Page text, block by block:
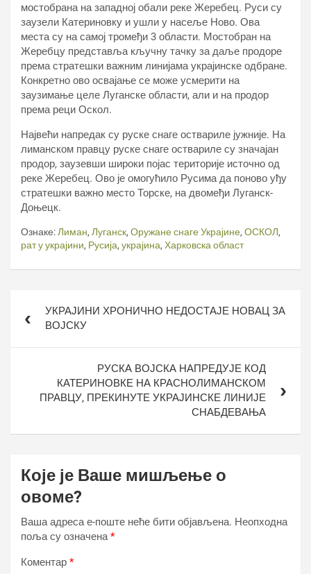
мостобрана на западној обали реке Жеребец. Руси су
заузели Катериновку и ушли у насеље Ново. Ова
места су на самој тромеђи 3 области. Мостобран на
Жеребцу представља кључну тачку за даље продоре
према стратешки важним линијама украјинске одбране.
Конкретно ово освајање се може усмерити на
заузимање целе Луганске области, али и на продор
према реци Оскол.
Највећи напредак су руске снаге оствариле јужније. На
лиманском правцу руске снаге оствариле су значајан
продор, заузевши широки појас територије источно од
реке Жеребец. Ово је омогућило Русима да поново уђу
стратешки важно место Торске, на двомеђи Луганск-
Доњецк.
Ознаке: Лиман, Луганск, Оружане снаге Украјине, ОСКОЛ,
рат у украјини, Русија, украјина, Харковска област
чланкаУКРАЈИНИ ХРОНИЧНО НЕДОСТАЈЕ НОВАЦ ЗА
ВОЈСКУ
РУСКА ВОЈСКА НАПРЕДУЈЕ КОД
КАТЕРИНОВКЕ НА КРАСНОЛИМАНСКОМ
ПРАВЦУ, ПРЕКИНУТЕ УКРАЈИНСКЕ ЛИНИЈЕ
СНАБДЕВАЊА
Које је Ваше мишљење о
овоме?
Ваша адреса е-поште неће бити објављена. Неопходна
поља су означена*
Коментар *